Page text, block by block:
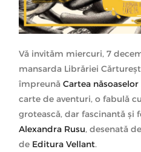
Vă invităm miercuri, 7
mansarda Librăriei
împreună Cartea năsoaselor
carte de aventuri, o fabulă
grotească, dar fascinantă și
Alexandra Rusu, desenată de
de Editura Vellant.